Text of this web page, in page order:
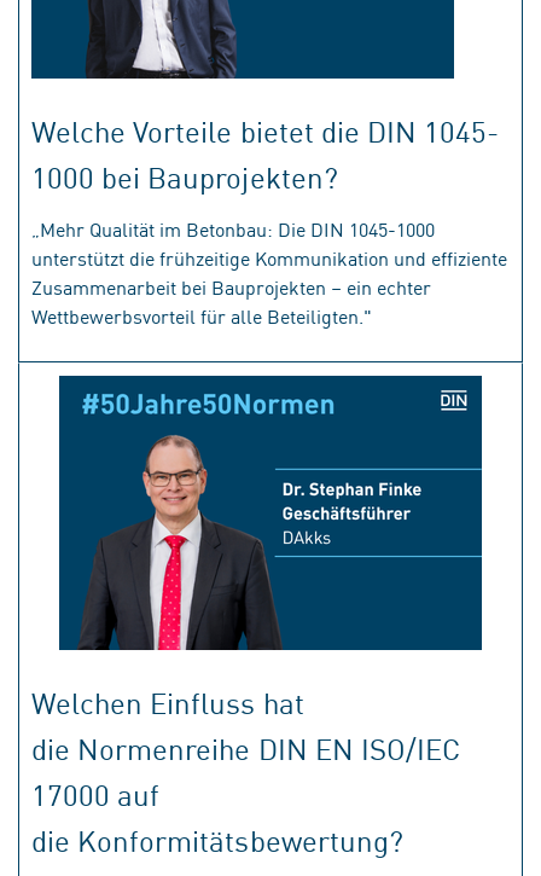
Welche Vorteile bietet die DIN 1045-
1000 bei Bauprojekten?
„Mehr Qualität im Betonbau: Die DIN 1045-1000
unterstützt die frühzeitige Kommunikation und effiziente
Zusammenarbeit bei Bauprojekten – ein echter
Wettbewerbsvorteil für alle Beteiligten."
Welchen Einfluss hat
die Normenreihe DIN EN ISO/IEC
17000 auf
die Konformitätsbewertung?